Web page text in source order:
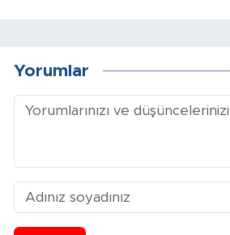
Yorumlar